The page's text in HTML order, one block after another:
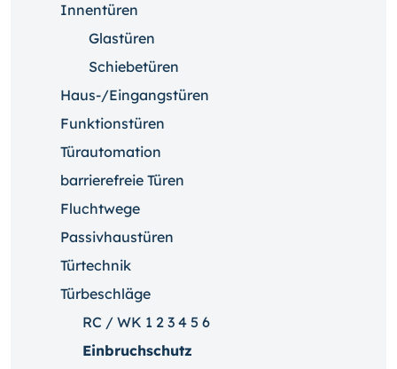
Innentüren
Glastüren
Schiebetüren
Haus-/Eingangstüren
Funktionstüren
Türautomation
barrierefreie Türen
Fluchtwege
Passivhaustüren
Türtechnik
Türbeschläge
RC / WK 1 2 3 4 5 6
Einbruchschutz